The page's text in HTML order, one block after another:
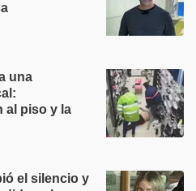
una
al piso y la
el silencio y